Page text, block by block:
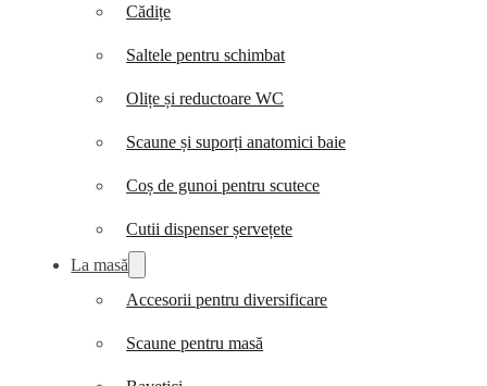
Cădițe
Saltele pentru schimbat
Olițe și reductoare WC
Scaune și suporți anatomici baie
Coș de gunoi pentru scutece
Cutii dispenser șervețete
La masă
Accesorii pentru diversificare
Scaune pentru masă